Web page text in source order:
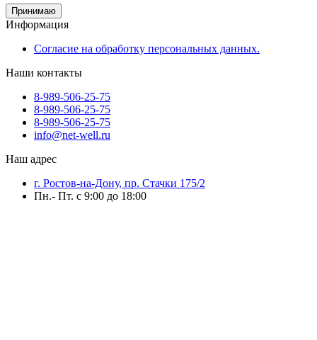
Принимаю
Информация
Согласие на обработку персональных данных.
Наши контакты
8-989-506-25-75
8-989-506-25-75
8-989-506-25-75
info@net-well.ru
Наш адрес
г. Ростов-на-Дону, пр. Стачки 175/2
Пн.- Пт. с 9:00 до 18:00